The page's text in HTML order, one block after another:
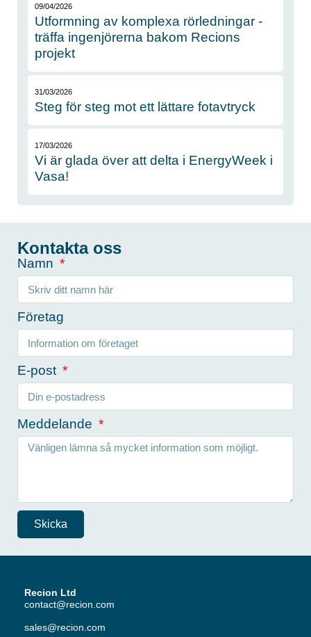
09/04/2026
Utformning av komplexa rörledningar -
träffa ingenjörerna bakom Recions
projekt
31/03/2026
Steg för steg mot ett lättare fotavtryck
17/03/2026
Vi är glada över att delta i EnergyWeek i
Vasa!
Kontakta oss
Namn
Företag
E-post
Meddelande
Skicka
Recion Ltd
contact@recion.com
sales@recion.com